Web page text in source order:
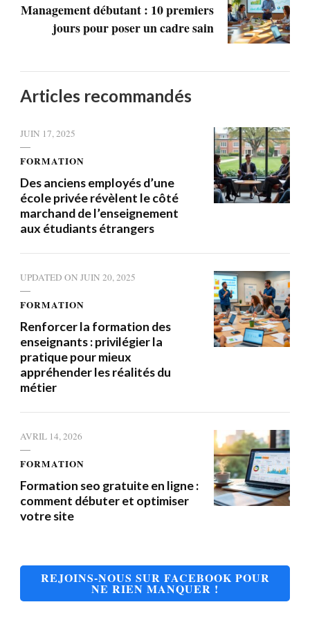
Management débutant : 10 premiers
jours pour poser un cadre sain
Articles recommandés
JUIN 17, 2025
FORMATION
Des anciens employés d’une
école privée révèlent le côté
marchand de l’enseignement
aux étudiants étrangers
UPDATED ON JUIN 20, 2025
FORMATION
Renforcer la formation des
enseignants : privilégier la
pratique pour mieux
appréhender les réalités du
métier
AVRIL 14, 2026
FORMATION
Formation seo gratuite en ligne :
comment débuter et optimiser
votre site
REJOINS-NOUS SUR FACEBOOK POUR
NE RIEN MANQUER !